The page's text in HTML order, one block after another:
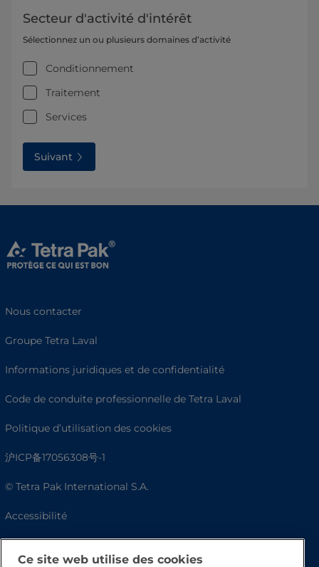
Secteur d'activité d'intérêt
Sélectionnez un ou plusieurs domaines d’activité
Conditionnement
Traitement
Services
Suivant
Nous contacter
Groupe Tetra Laval
Informations juridiques et de confidentialité
Code de conduite professionnelle de Tetra Laval
Politique d’utilisation des cookies
沪ICP备17056308号-1
© Tetra Pak International S.A.
Accessibilité
Ce site web utilise des cookies